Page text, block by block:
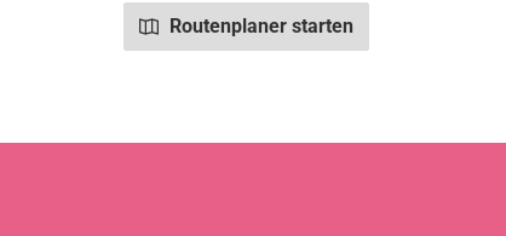
Routenplaner starten